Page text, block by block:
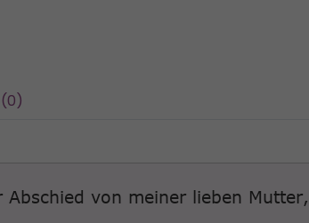
von meiner lieben